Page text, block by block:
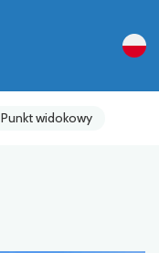
Punkt widokowy